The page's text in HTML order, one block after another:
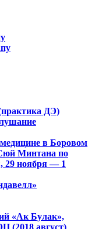
Бишкек…
ДЭ)
в Боровом
Минтана по
ноября — 1
«Ак Булак»,